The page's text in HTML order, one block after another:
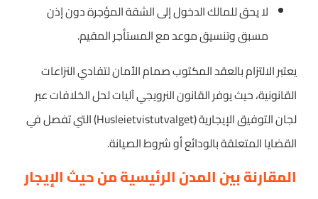
لا يحق للمالك الدخول إلى الشقة المؤجرة دون إذن
مسبق وتنسيق موعد مع المستأجر المقيم.
يعتبر الالتزام بالعقد المكتوب صمام الأمان لتفادي النزاعات
القانونية، حيث يوفر القانون النرويجي آليات لحل الخلافات عبر
لجان التوفيق الإيجارية (Husleietvistutvalget) التي تفصل في
القضايا المتعلقة بالودائع أو شروط الصيانة.
المقارنة بين المدن الرئيسية من حيث الإيجار